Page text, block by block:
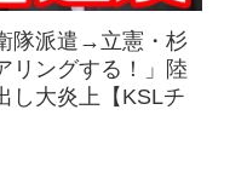
隊派遣→立憲・杉
リングする！」陸
し大炎上【KSLチ